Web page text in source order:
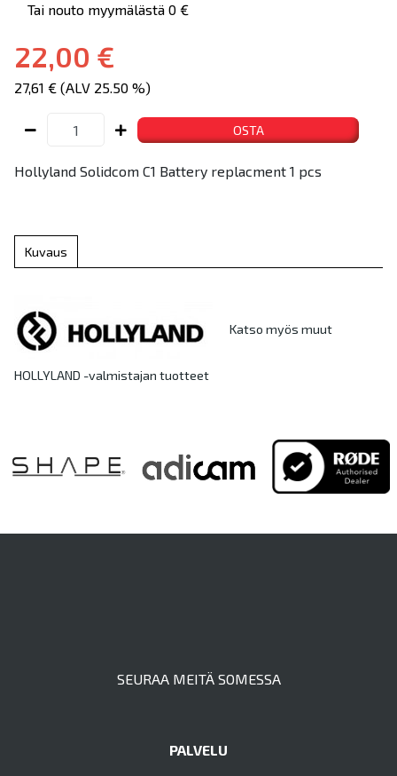
Tai nouto myymälästä 0 €
22,00 €
27,61 € (ALV 25.50 %)
OSTA
Hollyland Solidcom C1 Battery replacment 1 pcs
Kuvaus
Katso myös muut
HOLLYLAND -valmistajan tuotteet
SEURAA MEITÄ SOMESSA
PALVELU